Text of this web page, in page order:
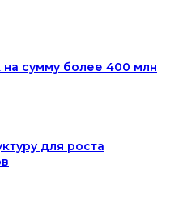
сумму более 400 млн
для роста